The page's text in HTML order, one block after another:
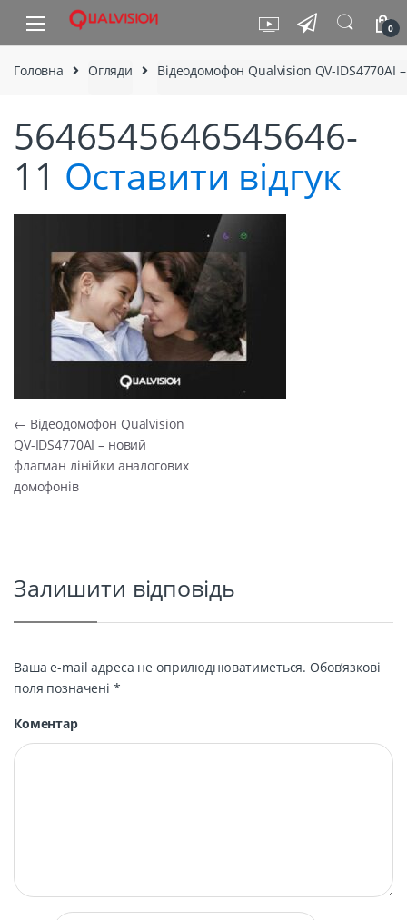
Skip to navigation
Skip to content
0
Головна Огляди Відеодомофон Qualvision QV-IDS4770AI
5646545646545646-
11 Оставити відгук
Навігація записів
← Відеодомофон Qualvision
QV-IDS4770AI – новий
флагман лінійки аналогових
домофонів
Залишити відповідь
Ваша e-mail адреса не оприлюднюватиметься. Обов’язкові
поля позначені *
Коментар